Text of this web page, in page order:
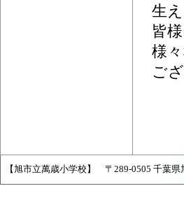
生
皆
様
ご
【旭市立萬歳小学校】 〒289-0505 千葉県